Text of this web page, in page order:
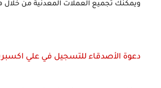
ويمكنك تجميع العملات المعدنية من خلال
دعوة الأصدقاء للتسجيل في علي